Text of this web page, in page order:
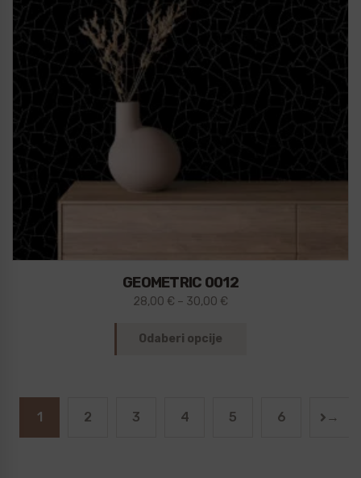
GEOMETRIC 0012
28,00 € – 30,00 €
Odaberi opcije
1 2 3 4 5 6 →